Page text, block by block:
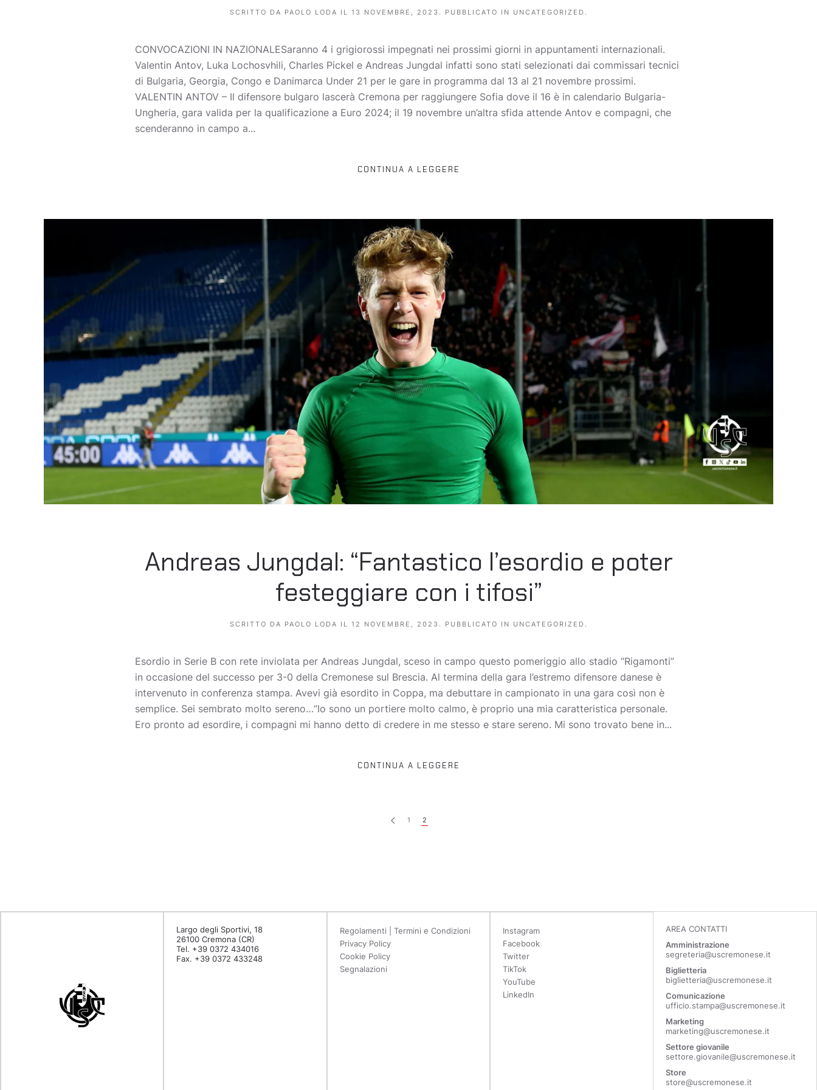
SCRITTO DA PAOLO LODA IL 13 NOVEMBRE, 2023 . PUBBLICATO IN UNCATEGORIZED .
CONVOCAZIONI IN NAZIONALESaranno 4 i grigiorossi impegnati nei prossimi giorni in appuntamenti internazionali.
Valentin Antov, Luka Lochosvhili, Charles Pickel e Andreas Jungdal infatti sono stati selezionati dai commissari tecnici
di Bulgaria, Georgia, Congo e Danimarca Under 21 per le gare in programma dal 13 al 21 novembre prossimi.
VALENTIN ANTOV – Il difensore bulgaro lascerà Cremona per raggiungere Sofia dove il 16 è in calendario Bulgaria-
Ungheria, gara valida per la qualificazione a Euro 2024; il 19 novembre un’altra sfida attende Antov e compagni, che
scenderanno in campo a...
CONTINUA A LEGGERE
Andreas Jungdal: “Fantastico l’esordio e poter
festeggiare con i tifosi”
SCRITTO DA PAOLO LODA IL 12 NOVEMBRE, 2023 . PUBBLICATO IN UNCATEGORIZED .
Esordio in Serie B con rete inviolata per Andreas Jungdal, sceso in campo questo pomeriggio allo stadio “Rigamonti”
in occasione del successo per 3-0 della Cremonese sul Brescia. Al termina della gara l’estremo difensore danese è
intervenuto in conferenza stampa. Avevi già esordito in Coppa, ma debuttare in campionato in una gara così non è
semplice. Sei sembrato molto sereno…“Io sono un portiere molto calmo, è proprio una mia caratteristica personale.
Ero pronto ad esordire, i compagni mi hanno detto di credere in me stesso e stare sereno. Mi sono trovato bene in...
CONTINUA A LEGGERE
1 2
Largo degli Sportivi, 18
26100 Cremona (CR)
Tel. +39 0372 434016
Fax. +39 0372 433248
Regolamenti | Termini e Condizioni
Privacy Policy
Cookie Policy
Segnalazioni
Instagram
Facebook
Twitter
TikTok
YouTube
LinkedIn
AREA CONTATTI
Amministrazione
segreteria@uscremonese.it
Biglietteria
biglietteria@uscremonese.it
Comunicazione
ufficio.stampa@uscremonese.it
Marketing
marketing@uscremonese.it
Settore giovanile
settore.giovanile@uscremonese.it
Store
store@uscremonese.it